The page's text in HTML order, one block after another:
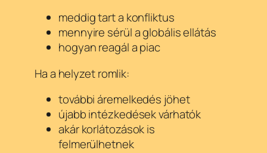
meddig tart a konfliktus
mennyire sérül a globális ellátás
hogyan reagál a piac
Ha a helyzet romlik:
további áremelkedés jöhet
újabb intézkedések várhatók
akár korlátozások is
felmerülhetnek